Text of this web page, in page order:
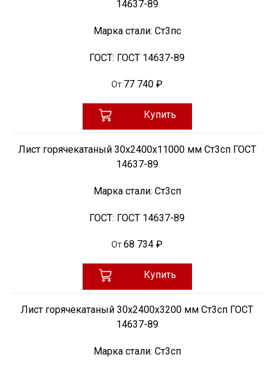
14637-89
Марка стали: Ст3пс
ГОСТ: ГОСТ 14637-89
От 77 740 ₽
Купить
Лист горячекатаный 30х2400х11000 мм Ст3сп ГОСТ
14637-89
Марка стали: Ст3сп
ГОСТ: ГОСТ 14637-89
От68 734 ₽
Купить
Лист горячекатаный 30х2400х3200 мм Ст3сп ГОСТ
14637-89
Марка стали: Ст3сп